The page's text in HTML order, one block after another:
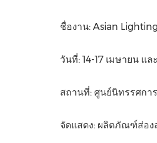
ชื่องาน: Asian
วันที่: 14-17 เมษายน แ
สถานที่: ศูนย์นิทรรศกา
จัดแสดง: ผลิตภัณฑ์ส่อง